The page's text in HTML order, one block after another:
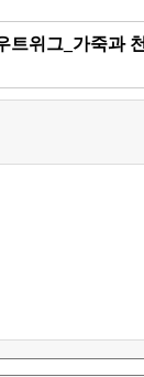
트위그_가죽과